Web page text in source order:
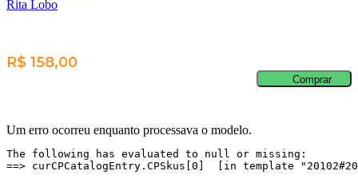
Rita Lobo
R$ 158,00
Comprar
Um erro ocorreu enquanto processava o modelo.
The following has evaluated to null or missing:
==> curCPCatalogEntry.CPSkus[0]  [in template